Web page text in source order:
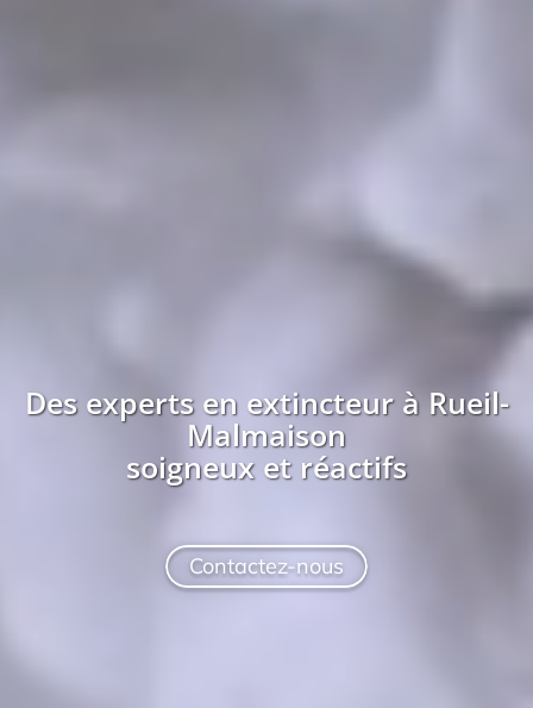
Des experts en extincteur à Rueil-
Malmaison
soigneux et réactifs
Contactez-nous